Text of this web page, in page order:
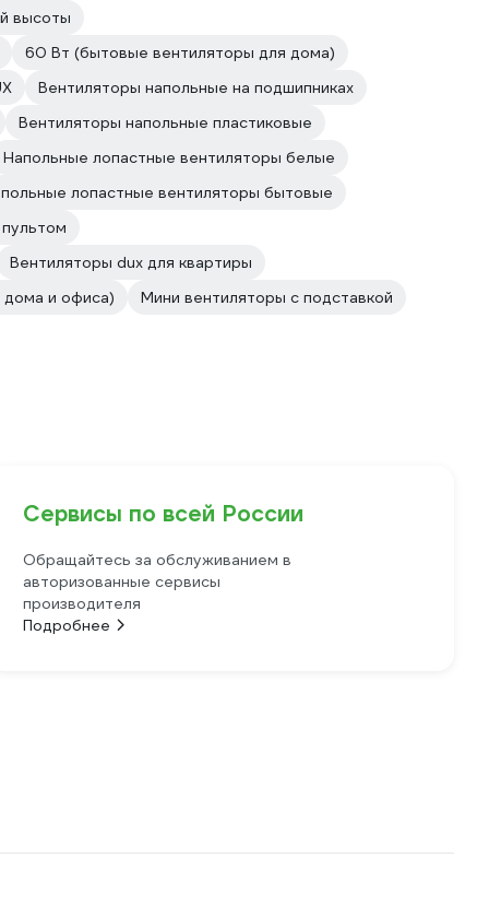
высоты
60 Вт (бытовые вентиляторы для дома)
Вентиляторы напольные на подшипниках
Вентиляторы напольные пластиковые
Напольные лопастные вентиляторы белые
лопастные вентиляторы бытовые
Вентиляторы dux для квартиры
и офиса) Мини вентиляторы с подставкой
Сервисы по всей России
Обращайтесь за обслуживанием в
авторизованные сервисы
производителя
Подробнее